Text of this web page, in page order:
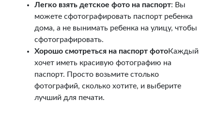
Легко взять детское фото на паспорт: Вы
можете сфотографировать паспорт ребенка
дома, а не вынимать ребенка на улицу, чтобы
сфотографировать.
Хорошо смотреться на паспорт фотоКаждый
хочет иметь красивую фотографию на
паспорт. Просто возьмите столько
фотографий, сколько хотите, и выберите
лучший для печати.